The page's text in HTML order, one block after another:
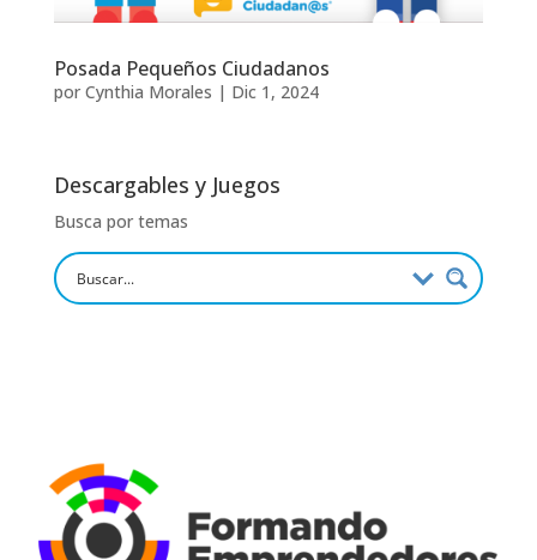
Posada Pequeños Ciudadanos
por Cynthia Morales | Dic 1, 2024
Descargables y Juegos
Busca por temas